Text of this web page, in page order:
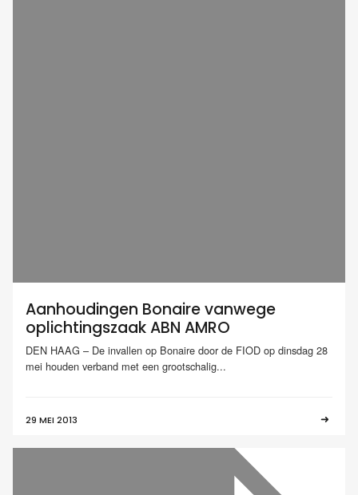
Aanhoudingen Bonaire vanwege
oplichtingszaak ABN AMRO
DEN HAAG – De invallen op Bonaire door de FIOD op dinsdag 28
mei houden verband met een grootschalig...
29 MEI 2013